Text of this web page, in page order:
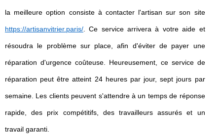
la meilleure option consiste à contacter l'artisan sur son site
https://artisanvitrier.paris/ . Ce service arrivera à votre aide et
résoudra le problème sur place, afin d'éviter de payer une
réparation d'urgence coûteuse. Heureusement, ce service de
réparation peut être atteint 24 heures par jour, sept jours par
semaine. Les clients peuvent s'attendre à un temps de réponse
rapide, des prix compétitifs, des travailleurs assurés et un
travail garanti.